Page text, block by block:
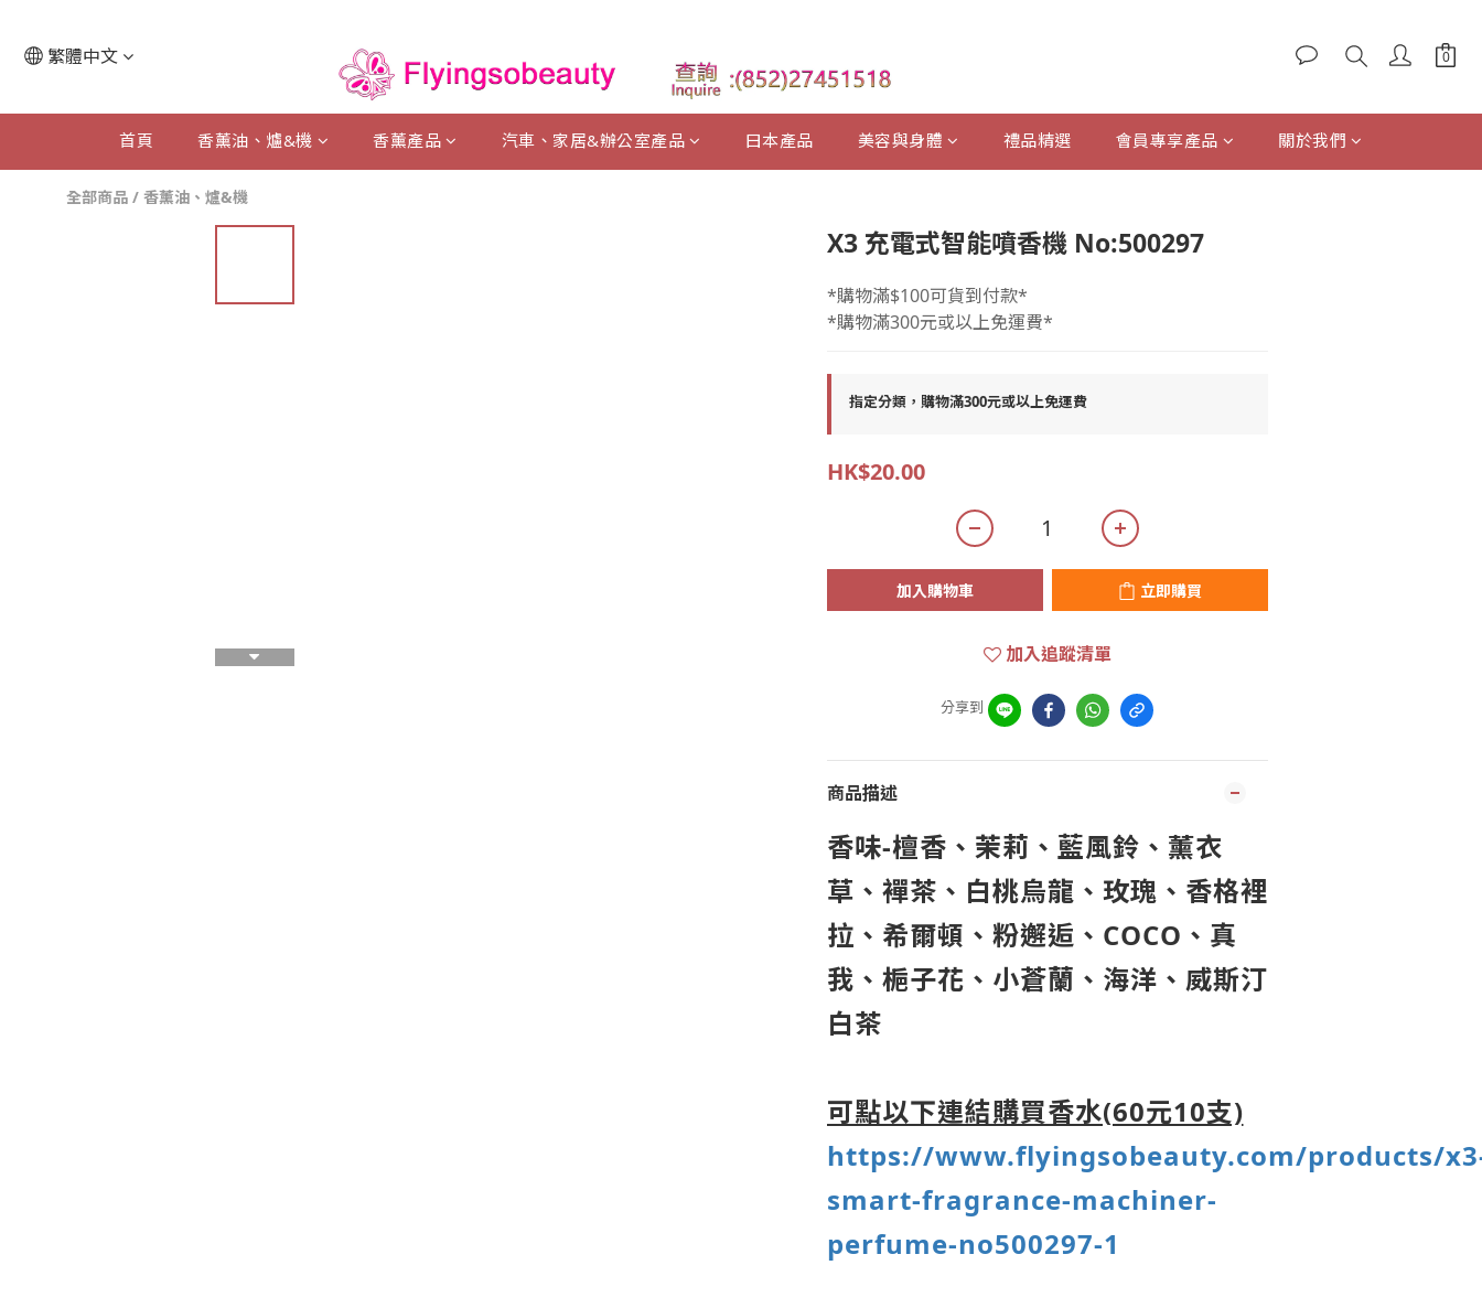
繁體中文
首頁 香薰油、爐&機 香薰產品 汽車、家居&辦公室產品 曰本產品 美容與身體 禮品精選 會員專享產品 關於我們
全部商品 / 香薰油、爐&機
X3 充電式智能噴香機 No:500297
*購物滿$100可貨到付款*
*購物滿300元或以上免運費*
指定分類，購物滿300元或以上免運費
HK$20.00
加入購物車 立即購買
加入追蹤清單
分享到
商品描述
香味-檀香、茉莉、藍風鈴、薰衣
草、襌茶、白桃烏龍、玫瑰、香格裡
拉、希爾頓、粉邂逅、COCO、真
我、梔子花、小蒼蘭、海洋、威斯汀
白茶
可點以下連結購買香水(60元10支)
https://www.flyingsobeauty.com/products/
smart-fragrance-machiner-
perfume-no500297-1
立即購買